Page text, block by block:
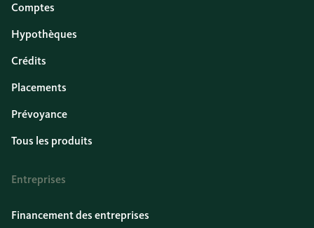
Comptes
Hypothèques
Crédits
Placements
Prévoyance
Tous les produits
Entreprises
Financement des entreprises